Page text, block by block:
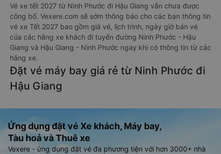
Vé xe tết 2027 từ Ninh Phước đi Hậu Giang vẫn chưa được
công bố. Vexere.com sẽ sớm thông báo cho các bạn thông tin
vé xe Tết 2027 bao gồm giá vé, lịch trình, ngày giờ bán vé
của các hãng xe khách đi tuyến đường Ninh Phước - Hậu
Giang và Hậu Giang - Ninh Phước ngay khi có thông tin từ các
hãng xe.
Đặt vé máy bay giá rẻ từ Ninh Phước đi
Hậu Giang
Ứng dụng đặt vé Xe khách, Máy bay,
Tàu hoả và Thuê xe
Vexere - ứng dụng đặt vé đa phương tiện với hơn 3000+ nhà